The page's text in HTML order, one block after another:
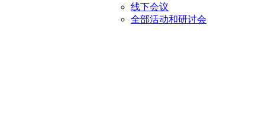
线下会议
全部活动和研讨会